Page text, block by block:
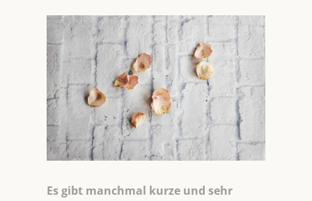
Es gibt manchmal kurze und sehr